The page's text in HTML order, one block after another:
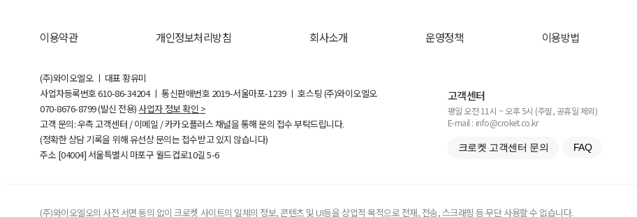
이용약관 개인정보처리방침 회사소개 운영정책 이용방법
(주)와이오엘오 ㅣ 대표 황유미
사업자등록번호610-86-34204ㅣ 통신판매번호 2019-서울마포-1239 ㅣ 호스팅 (주)와이오엘오
070-8676-8799 (발신 전용) 사업자 정보 확인 >
고객 문의: 우측 고객센터 / 이메일 / 카카오플러스 채널을 통해 문의 접수 부탁드립니다.
(정확한 상담 기록을 위해 유선상 문의는 접수받고 있지 않습니다)
주소 [04004] 서울특별시 마포구 월드컵로10길5-6
고객센터
평일 오전 11시 ~ 오후 5시 (주말, 공휴일 제외)
E-mail : info@croket.co.kr
크로켓 고객센터 문의 FAQ
(주)와이오엘오의 사전 서면 동의 없이 크로켓 사이트의 일체의 정보, 콘텐츠 및 UI등을 상업적 목적으로 전재, 전송, 스크래핑 등 무단 사용할 수 없습니다.